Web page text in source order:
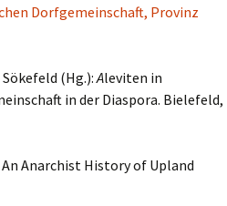
Dorfgemeinschaft, Provinz
(Hg.):Aleviten in
in der Diaspora. Bielefeld,
Anarchist History of Upland